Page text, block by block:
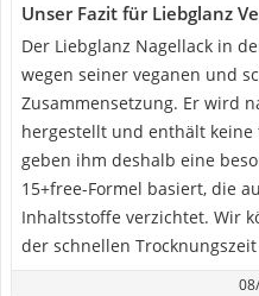
Unser Fazit für Liebglanz
Der Liebglanz Nagellack in
wegen seiner veganen und
Zusammensetzung. Er wird
hergestellt und enthält
geben ihm deshalb eine
15+free-Formel basiert, die
Inhaltsstoffe verzichtet. Wir
der schnellen